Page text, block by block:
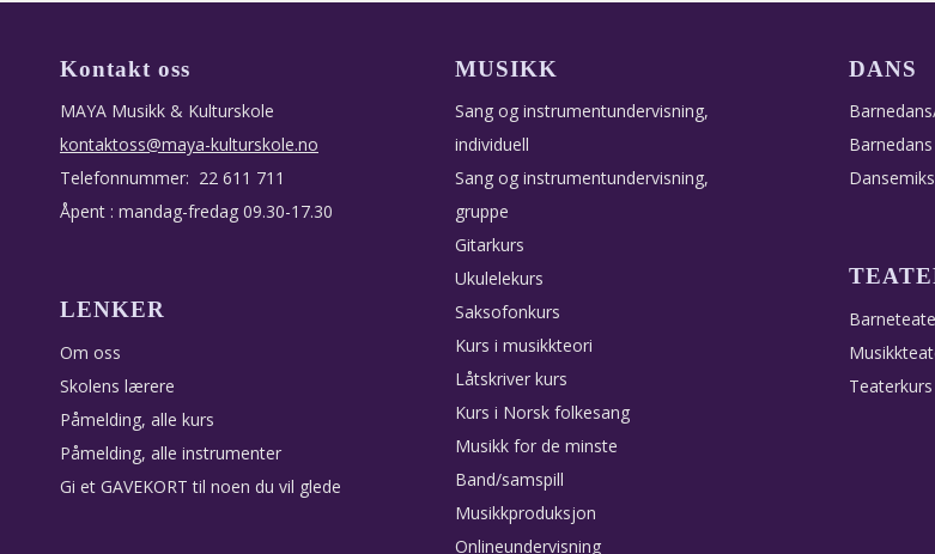
Kontakt oss
MAYA Musikk & Kulturskole
kontaktoss@maya-kulturskole.no
Telefonnummer: 22 611 711
Åpent : mandag-fredag 09.30-17.30
LENKER
Om oss
Skolens lærere
Påmelding, alle kurs
Påmelding, alle instrumenter
Gi et GAVEKORT til noen du vil glede
MUSIKK
Sang og instrumentundervisning,
individuell
Sang og instrumentundervisning,
gruppe
Gitarkurs
Ukulelekurs
Saksofonkurs
Kurs i musikkteori
Låtskriver kurs
Kurs i Norsk folkesang
Musikk for de minste
Band/samspill
Musikkproduksjon
Onlineundervisning
DANS
Barnedans